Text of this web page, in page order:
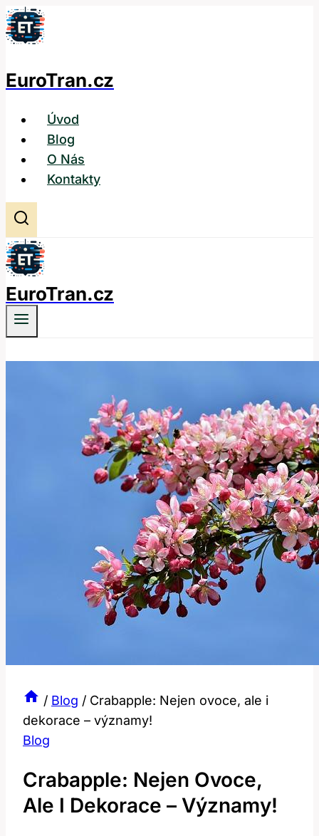
Přeskočit
na
EuroTran.cz
Úvod
Blog
O Nás
Kontakty
EuroTran.cz
/ Blog / Crabapple: Nejen ovoce, ale i
dekorace – významy!
Blog
Crabapple: Nejen Ovoce,
Ale I Dekorace – Významy!